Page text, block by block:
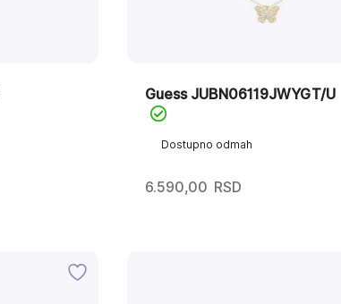
Dostupno odmah
Guess JUBN06119JWYGT/U
6.590,00 RSD